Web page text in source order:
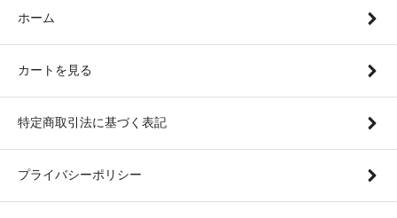
ホーム
カートを見る
特定商取引法に基づく表記
プライバシーポリシー